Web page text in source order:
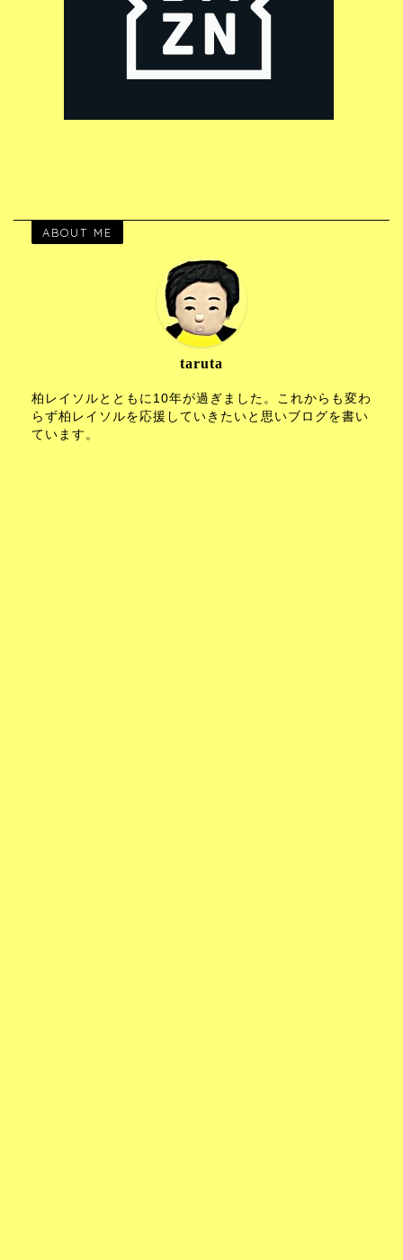
ABOUT ME
taruta
柏レイソルとともに10年が過ぎました。これからも変わ
らず柏レイソルを応援していきたいと思いブログを書い
ています。